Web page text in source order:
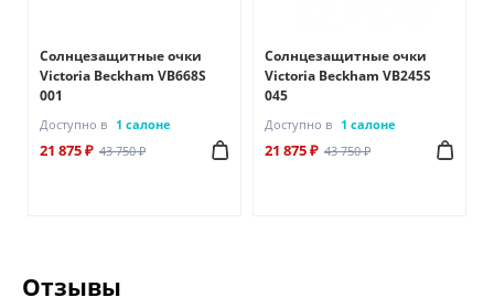
Солнцезащитные очки
Victoria Beckham VB668S
001
Доступно в 1 салоне
21 875 ₽ 43 750 ₽
Солнцезащитные очки
Victoria Beckham VB245S
045
Доступно в 1 салоне
21 875 ₽ 43 750 ₽
Отзывы